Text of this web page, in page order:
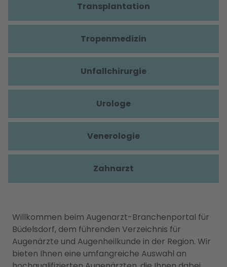
Willkommen beim Augenarzt-Branchenportal für
Büdelsdorf, dem führenden Verzeichnis für
Augenärzte und Augenheilkunde in der Region. Wir
bieten Ihnen eine umfangreiche Auswahl an
Transplantation
Tropenmedizin
Unfallchirurgie
Urologe
Venerologie
Zahnarzt